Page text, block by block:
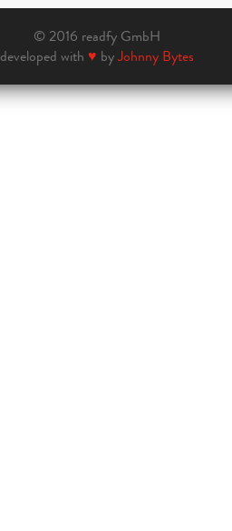
© 2016 readfy GmbH
developed with ♥ byJohnny Bytes